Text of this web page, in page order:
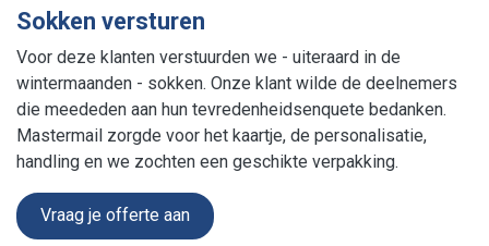
Sokken versturen
Voor deze klanten verstuurden we - uiteraard in de
wintermaanden - sokken. Onze klant wilde de deelnemers
die meededen aan hun tevredenheidsenquete bedanken.
Mastermail zorgde voor het kaartje, de personalisatie,
handling en we zochten een geschikte verpakking.
Vraag je offerte aan